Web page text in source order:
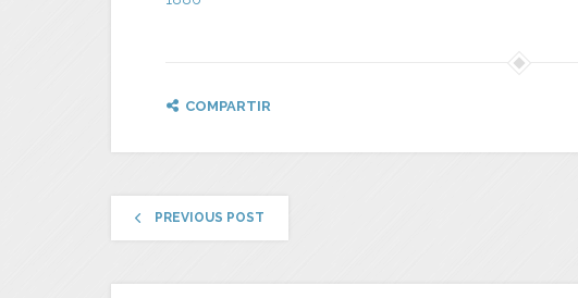
COMPARTIR
PREVIOUS POST